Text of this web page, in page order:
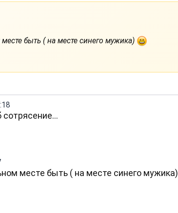
быть ( на месте синего мужика)
месте быть ( на месте синего мужика)